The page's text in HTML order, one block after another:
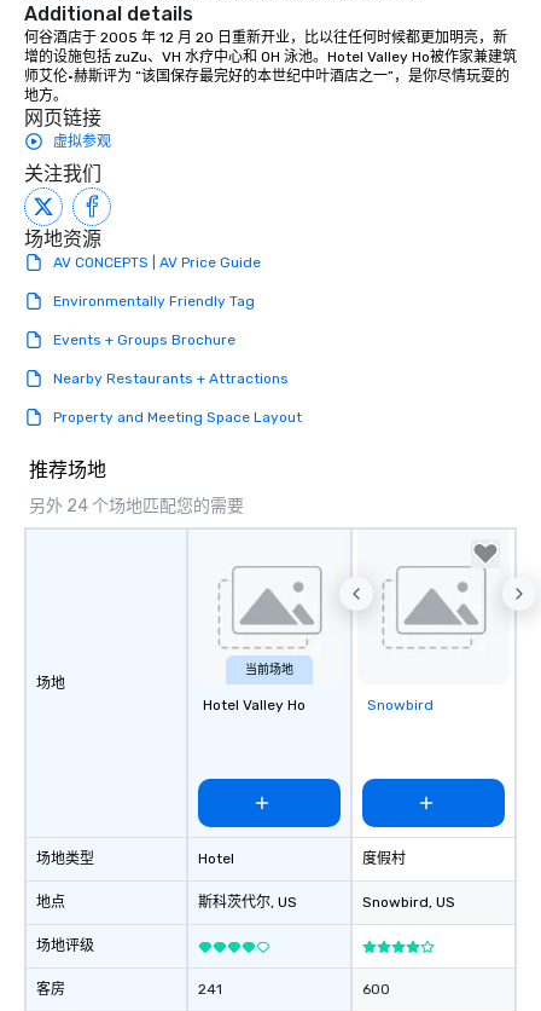
Additional details
何谷酒店于 2005 年 12 月 20 日重新开业，比以往任何时候都更加明亮，新
增的设施包括 zuZu、VH 水疗中心和 OH 泳池。Hotel Valley Ho被作家兼建筑
师艾伦·赫斯评为 “该国保存最完好的本世纪中叶酒店之一”，是你尽情玩耍的
地方。
网页链接
虚拟参观
关注我们
场地资源
AV CONCEPTS | AV Price Guide
Environmentally Friendly Tag
Events + Groups Brochure
Nearby Restaurants + Attractions
Property and Meeting Space Layout
推荐场地
另外 24 个场地匹配您的需要
场地
场地类型
地点
场地评级
客房
当前场地
Hotel Valley Ho
Hotel
斯科茨代尔, US
241
Removed from
Snowbird
度假村
Snowbird, US
600